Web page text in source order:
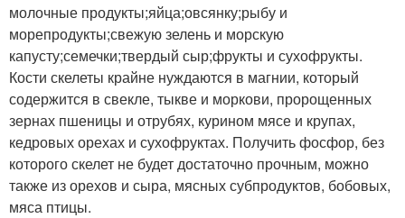
молочные продукты;яйца;овсянку;рыбу и
морепродукты;свежую зелень и морскую
капусту;семечки;твердый сыр;фрукты и сухофрукты.
Кости скелеты крайне нуждаются в магнии, который
содержится в свекле, тыкве и моркови, пророщенных
зернах пшеницы и отрубях, курином мясе и крупах,
кедровых орехах и сухофруктах. Получить фосфор, без
которого скелет не будет достаточно прочным, можно
также из орехов и сыра, мясных субпродуктов, бобовых,
мяса птицы.